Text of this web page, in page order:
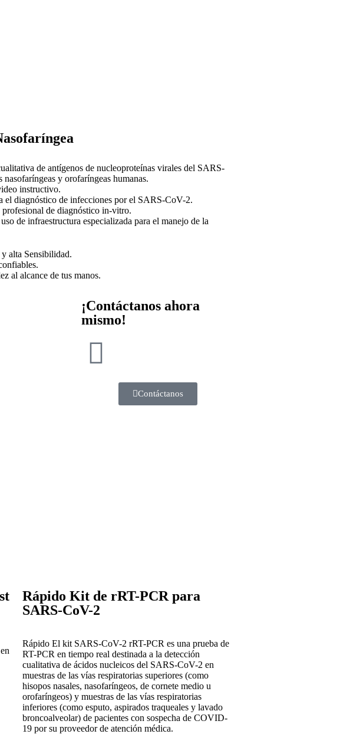
de antígenos de nucleoproteínas virales del SARS-
nasofaríngeas y orofaríngeas humanas.
instructivo.
el diagnóstico de infecciones por el SARS-CoV-2.
profesional de diagnóstico in-vitro.
de infraestructura especializada para el manejo de la
alta Sensibilidad.
al alcance de tus manos.
¡Contáctanos ahora
mismo!
Contáctanos
Rápido Kit de rRT-PCR para
SARS-CoV-2
Rápido El kit SARS-CoV-2 rRT-PCR es una prueba de
RT-PCR en tiempo real destinada a la detección
cualitativa de ácidos nucleicos del SARS-CoV-2 en
muestras de las vías respiratorias superiores (como
hisopos nasales, nasofaríngeos, de cornete medio u
orofaríngeos) y muestras de las vías respiratorias
inferiores (como esputo, aspirados traqueales y lavado
broncoalveolar) de pacientes con sospecha de COVID-
19 por su proveedor de atención médica.